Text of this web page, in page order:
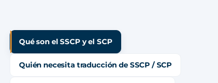
Qué son el SSCP y el SCP
Quién necesita traducción de SSCP / SCP